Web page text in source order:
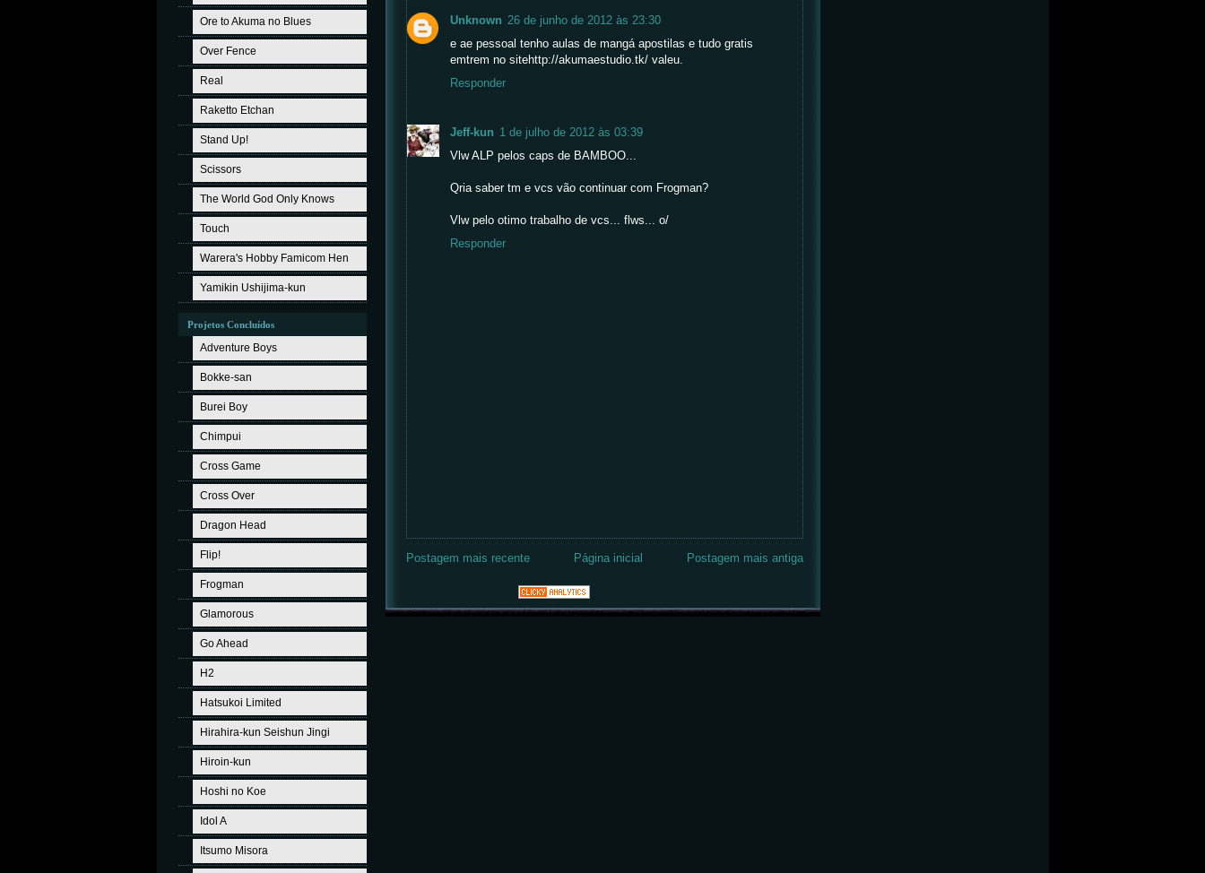
Ore to Akuma no Blues
Over Fence
Real
Raketto Etchan
Stand Up!
Scissors
The World God Only Knows
Touch
Warera's Hobby Famicom Hen
Yamikin Ushijima-kun
Projetos Concluídos
Adventure Boys
Bokke-san
Burei Boy
Chimpui
Cross Game
Cross Over
Dragon Head
Flip!
Frogman
Glamorous
Go Ahead
H2
Hatsukoi Limited
Hirahira-kun Seishun Jingi
Hiroin-kun
Hoshi no Koe
Idol A
Itsumo Misora
Unknown 26 de junho de 2012 às 23:30
e ae pessoal tenho aulas de mangá apostilas e tudo gratis
emtrem no sitehttp://akumaestudio.tk/ valeu.
Responder
Jeff-kun 1 de julho de 2012 às 03:39
Vlw ALP pelos caps de BAMBOO...
Qria saber tm e vcs vão continuar com Frogman?
Vlw pelo otimo trabalho de vcs... flws... o/
Responder
Postagem mais recente Postagem mais antiga
Página inicial